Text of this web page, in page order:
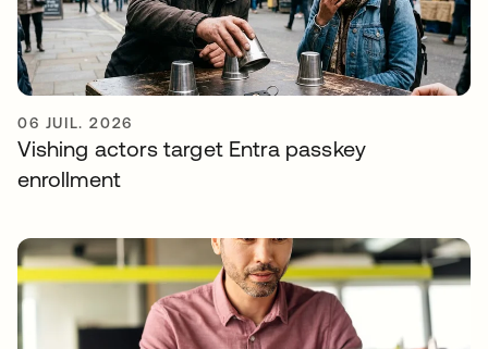
06 JUIL. 2026
Vishing actors target Entra passkey
enrollment